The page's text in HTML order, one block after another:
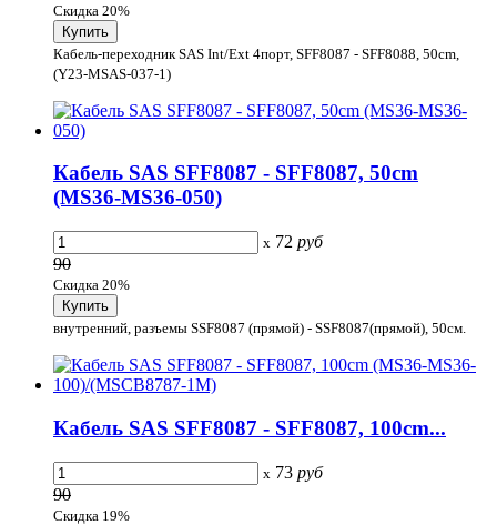
Скидка 20%
Кабель-переходник SAS Int/Ext 4порт, SFF8087 - SFF8088, 50cm,
(Y23-MSAS-037-1)
Кабель SAS SFF8087 - SFF8087, 50cm
(MS36-MS36-050)
x 72 руб
90
Скидка 20%
внутренний, разъемы SSF8087 (прямой) - SSF8087(прямой), 50cм.
Кабель SAS SFF8087 - SFF8087, 100cm...
x 73 руб
90
Скидка 19%